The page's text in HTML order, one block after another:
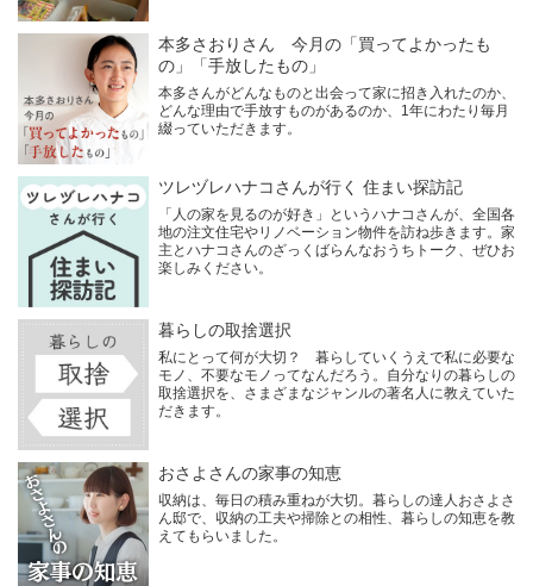
本多さおりさん 今月の「買ってよかったも
の」「手放したもの」
本多さんがどんなものと出会って家に招き入れたのか、
どんな理由で手放すものがあるのか、1年にわたり毎月
綴っていただきます。
ツレヅレハナコさんが行く 住まい探訪記
「人の家を見るのが好き」というハナコさんが、全国各
地の注文住宅やリノベーション物件を訪ね歩きます。家
主とハナコさんのざっくばらんなおうちトーク、ぜひお
楽しみください。
暮らしの取捨選択
私にとって何が大切？ 暮らしていくうえで私に必要な
モノ、不要なモノってなんだろう。自分なりの暮らしの
取捨選択を、さまざまなジャンルの著名人に教えていた
だきます。
おさよさんの家事の知恵
収納は、毎日の積み重ねが大切。暮らしの達人おさよさ
ん邸で、収納の工夫や掃除との相性、暮らしの知恵を教
えてもらいました。